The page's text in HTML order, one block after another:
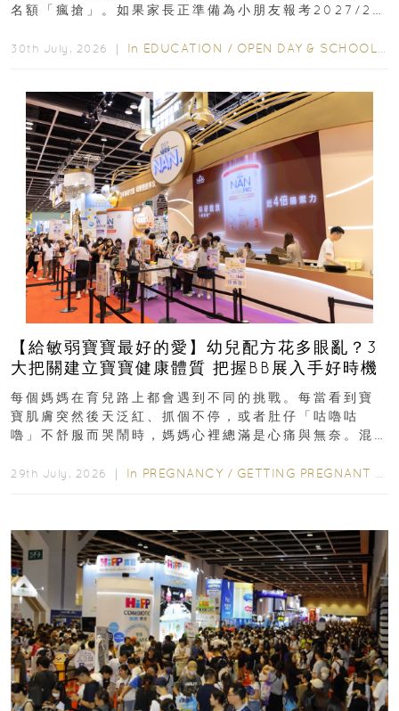
名額「瘋搶」。如果家長正準備為小朋友報考2027/28
30th July, 2026 ｜ In EDUCATION / OPEN DAY & SCHOOL EVENTS
【給敏弱寶寶最好的愛】幼兒配方花多眼亂？3
大把關建立寶寶健康體質 把握BB展入手好時機
每個媽媽在育兒路上都會遇到不同的挑戰。每當看到寶
寶肌膚突然後天泛紅、抓個不停，或者肚仔「咕嚕咕
嚕」不舒服而哭鬧時，媽媽心裡總滿是心痛與無奈。混
29th July, 2026 ｜ In PREGNANCY / GETTING PREGNANT